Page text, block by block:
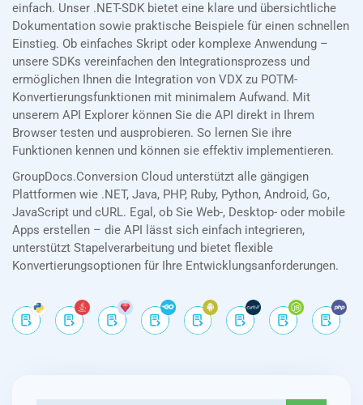
einfach. Unser .NET-SDK bietet eine klare und übersichtliche
Dokumentation sowie praktische Beispiele für einen schnellen
Einstieg. Ob einfaches Skript oder komplexe Anwendung –
unsere SDKs vereinfachen den Integrationsprozess und
ermöglichen Ihnen die Integration von VDX zu POTM-
Konvertierungsfunktionen mit minimalem Aufwand. Mit
unserem API Explorer können Sie die API direkt in Ihrem
Browser testen und ausprobieren. So lernen Sie ihre
Funktionen kennen und können sie effektiv implementieren.
GroupDocs.Conversion Cloud unterstützt alle gängigen
Plattformen wie .NET, Java, PHP, Ruby, Python, Android, Go,
JavaScript und cURL. Egal, ob Sie Web-, Desktop- oder mobile
Apps erstellen – die API lässt sich einfach integrieren,
unterstützt Stapelverarbeitung und bietet flexible
Konvertierungsoptionen für Ihre Entwicklungsanforderungen.